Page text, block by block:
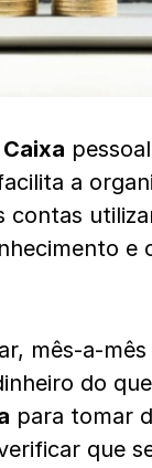
a
contas
mês-a-
do
para tomar
que